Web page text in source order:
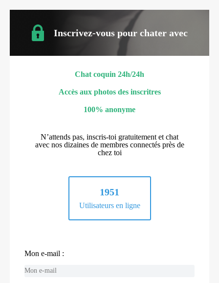
Inscrivez-vous pour chater avec
Chat coquin 24h/24h
Accès aux photos des inscritres
100% anonyme
N’attends pas, inscris-toi gratuitement et chat
avec nos dizaines de membres connectés près de
chez toi
1951
Utilisateurs en ligne
Mon e-mail :